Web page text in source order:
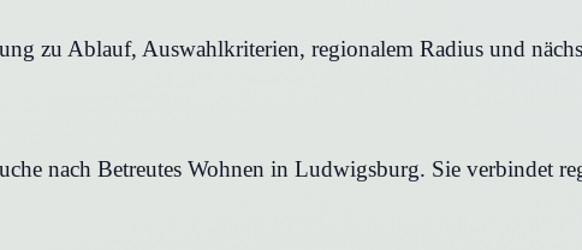
zu Ablauf, Auswahlkriterien, regionalem Radius und
nach Betreutes Wohnen in Ludwigsburg. Sie verbindet